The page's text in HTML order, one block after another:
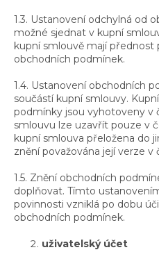
1.3. Ustanovení odchylná od
možné sjednat v kupní
kupní smlouvě mají přednost
obchodních podmínek.
1.4. Ustanovení obchodních
součástí kupní smlouvy.
podmínky jsou vyhotoveny v
smlouvu lze uzavřít pouze v
kupní smlouva přeložena do
znění považována její verze v
1.5. Znění obchodních
doplňovat. Tímto
povinnosti vzniklá po dobu
obchodních podmínek.
uživatelský účet